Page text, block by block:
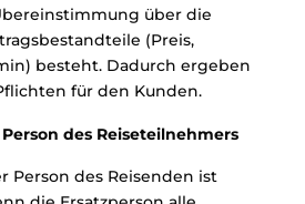
über die
(Preis,
besteht. Dadurch ergeben
für den Kunden.
des Reiseteilnehmers
Person des Reisenden ist